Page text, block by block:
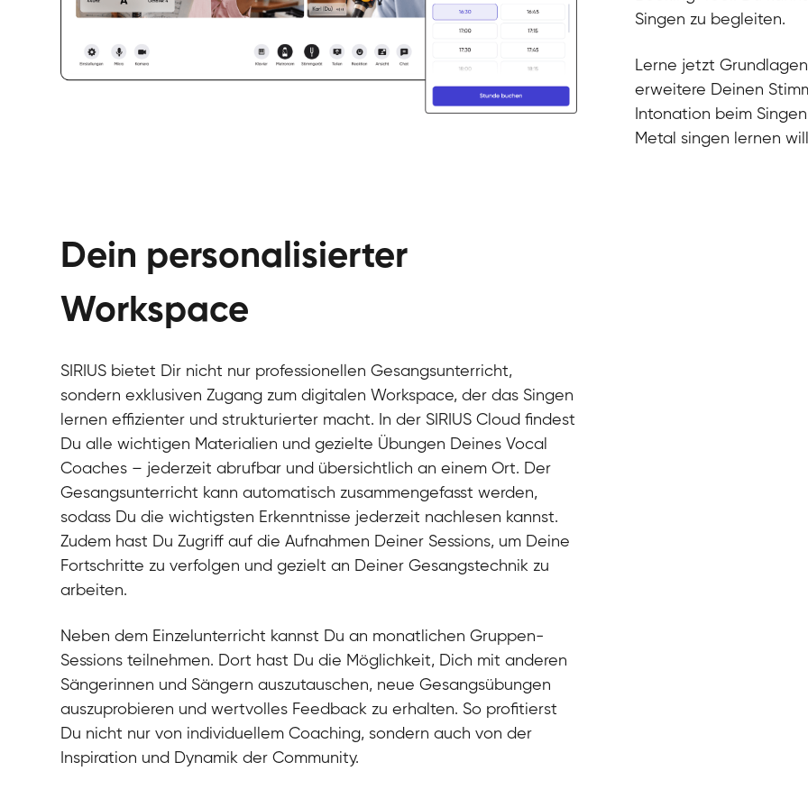
Gesang /
Klara
Gesang /
Ela
Gesang /
Singen zu begleiten.
Lerne jetzt
erweitere Deinen
Intonation beim
Metal singen lernen
Dein personalisierter
Workspace
SIRIUS bietet Dir nicht nur professionellen Gesangsunterricht,
sondern exklusiven Zugang zum digitalen Workspace, der das Singen
lernen effizienter und strukturierter macht. In der SIRIUS Cloud findest
Du alle wichtigen Materialien und gezielte Übungen Deines Vocal
Coaches – jederzeit abrufbar und übersichtlich an einem Ort. Der
Gesangsunterricht kann automatisch zusammengefasst werden,
sodass Du die wichtigsten Erkenntnisse jederzeit nachlesen kannst.
Zudem hast Du Zugriff auf die Aufnahmen Deiner Sessions, um Deine
Fortschritte zu verfolgen und gezielt an Deiner Gesangstechnik zu
arbeiten.
Neben dem Einzelunterricht kannst Du an monatlichen Gruppen-
Sessions teilnehmen. Dort hast Du die Möglichkeit, Dich mit anderen
Sängerinnen und Sängern auszutauschen, neue Gesangsübungen
auszuprobieren und wertvolles Feedback zu erhalten. So profitierst
Du nicht nur von individuellem Coaching, sondern auch von der
Inspiration und Dynamik der Community.